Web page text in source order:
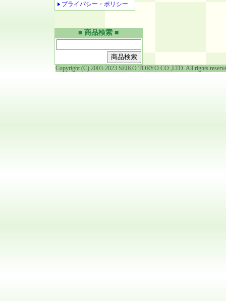
プライバシー・ポリシー
■ 商品検索 ■
Copyright (C) 2003-2023 SEIKO TORYO CO.,LTD. All rights